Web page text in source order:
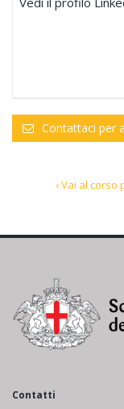
Contattaci per
‹ Vai al corso
Contatti